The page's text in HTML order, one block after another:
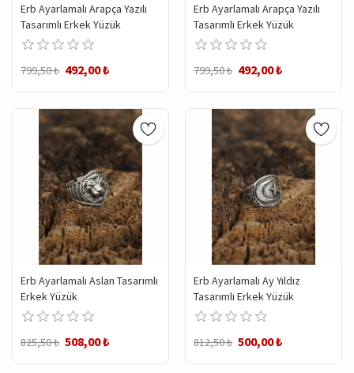
Erb Ayarlamalı Arapça Yazılı
Tasarımlı Erkek Yüzük
799,50 ₺ 492,00 ₺
Erb Ayarlamalı Arapça Yazılı
Tasarımlı Erkek Yüzük
799,50 ₺ 492,00 ₺
Erb Ayarlamalı Aslan Tasarımlı
Erkek Yüzük
825,50 ₺ 508,00 ₺
Erb Ayarlamalı Ay Yıldız
Tasarımlı Erkek Yüzük
812,50 ₺ 500,00 ₺